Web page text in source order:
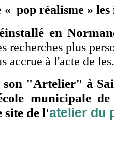
« pop réalisme » les
en
recherches plus
accrue à l'acte de
son "Artelier" à
municipale
site de l'atelier du